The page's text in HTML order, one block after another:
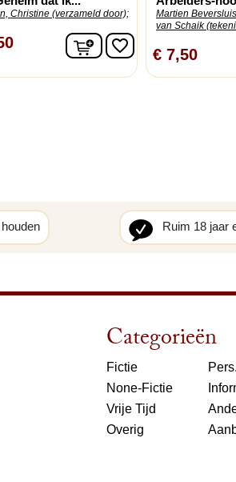
Christine (verzameld door);
In winkelwagen
favorite_border
Martien
van Schaik
€ 7,50
Ruim 18 jaar
Categorieën
Fictie
None-Fictie
Vrije Tijd
Overig